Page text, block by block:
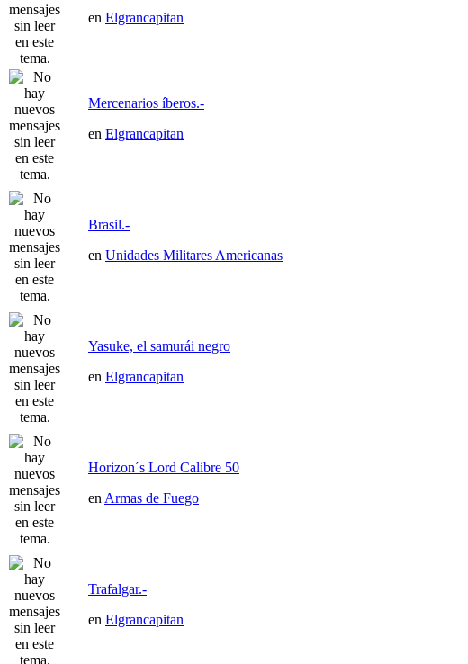
en Elgrancapitan
Mercenarios íberos.-
en Elgrancapitan
Brasil.-
en Unidades Militares Americanas
Yasuke, el samurái negro
en Elgrancapitan
Horizon´s Lord Calibre 50
en Armas de Fuego
Trafalgar.-
en Elgrancapitan